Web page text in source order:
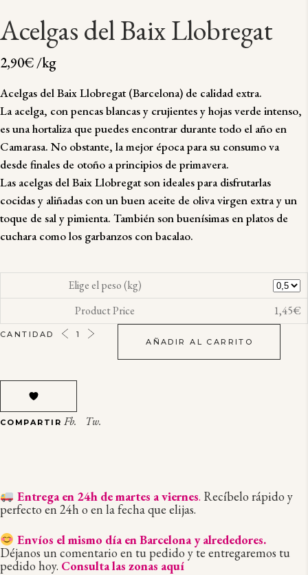
Acelgas del Baix Llobregat
2,90€/kg
Acelgas del Baix Llobregat (Barcelona) de calidad extra.
La acelga, con pencas blancas y crujientes y hojas verde intenso,
es una hortaliza que puedes encontrar durante todo el año en
Camarasa. No obstante, la mejor época para su consumo va
desde finales de otoño a principios de primavera.
Las acelgas del Baix Llobregat son ideales para disfrutarlas
cocidas y aliñadas con un buen aceite de oliva virgen extray un
toque de sal y pimienta. También son buenísimas en platos de
cuchara como los garbanzos con bacalao.
Elige el peso (kg)
Product Price
1,45€
ACELGAS
LLOBREGAT
QUANTITY
CANTIDAD
AÑADIR AL CARRITO
COMPARTIR Fb. Tw.
Entrega en 24h de martes a viernes. Recíbelo rápido y
perfecto en 24h o en la fecha que elijas.
Envíos el mismo día en Barcelona y alrededores.
Déjanos un comentario en tu pedido y te entregaremos tu
pedido hoy. Consulta las zonas aquí